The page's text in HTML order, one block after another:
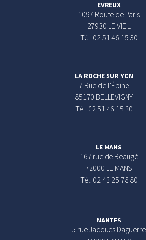
EVREUX
1097 Route de Paris
27930 LE VIEIL
Tél. 02 51 46 15 30
LA ROCHE SUR YON
7 Rue de l’Épine
85170 BELLEVIGNY
Tél. 02 51 46 15 30
LE MANS
167 rue de Beaugé
72000 LE MANS
Tél. 02 43 25 78 80
NANTES
5 rue Jacques Daguerre